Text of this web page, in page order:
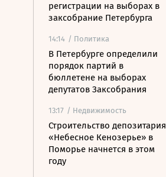
регистрации на выборах в
заксобрание Петербурга
14:14 / Политика
В Петербурге определили
порядок партий в
бюллетене на выборах
депутатов Заксобрания
13:17 / Недвижимость
Строительство депозитария
«Небесное Кенозерье» в
Поморье начнется в этом
году